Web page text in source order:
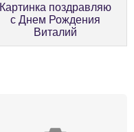
Картинка поздравляю
с Днем Рождения
Виталий